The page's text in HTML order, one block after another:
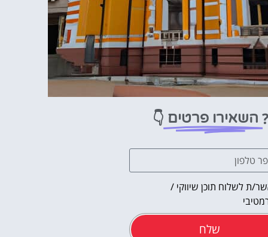
השאירו פרטים 👇
ת לשלוח תוכן שיווקי /
שלח